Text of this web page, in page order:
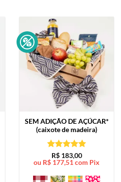
SEM ADIÇÃO DE AÇÚCAR*
(caixote de madeira)
Avaliação5
de 5
R$183,00
ou R$ 177,51com Pix